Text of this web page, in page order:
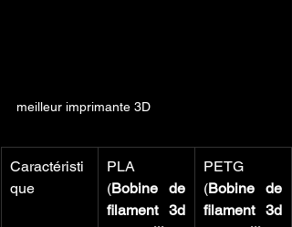
meilleur imprimante 3D
Caractéristi
que
PLA
(Bobine de
filament 3d
PETG
(Bobine de
filament 3d